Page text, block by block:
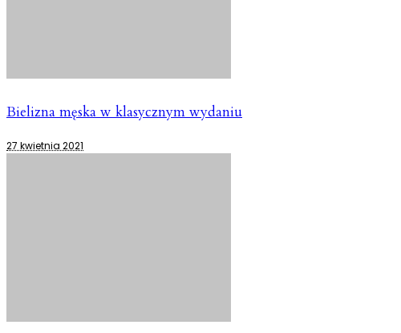
Bielizna męska w klasycznym wydaniu
27 kwietnia 2021